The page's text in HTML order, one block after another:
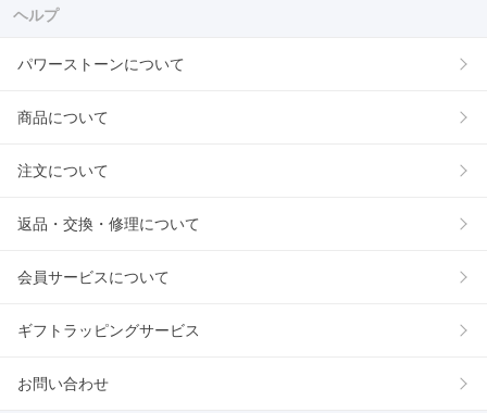
ヘルプ
パワーストーンについて
商品について
注文について
返品・交換・修理について
会員サービスについて
ギフトラッピングサービス
お問い合わせ